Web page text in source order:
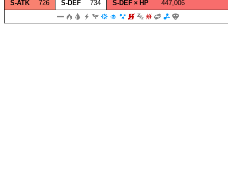
S‑ATK
726 S‑DEF 734 S‑DEF × HP 447,006